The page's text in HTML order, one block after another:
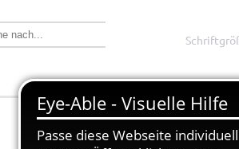
Wirtschaft &
Bauen
Tourismus
Kultur